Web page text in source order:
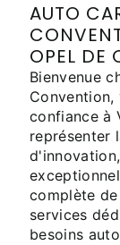
AUTO
OPEL DE
Bienvenue
Convention,
confiance à
représenter
complète
services
besoins